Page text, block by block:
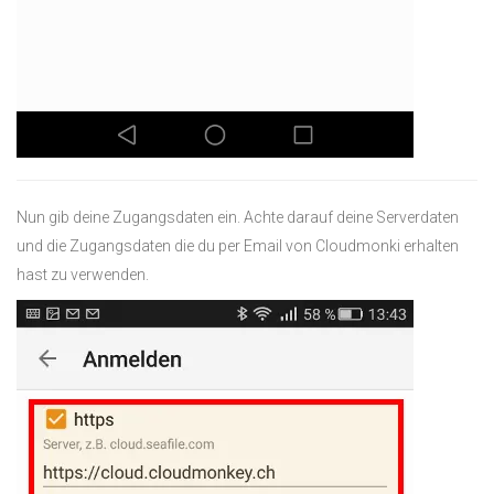
Nun gib deine Zugangsdaten ein. Achte darauf deine Serverdaten
und die Zugangsdaten die du per Email von Cloudmonki erhalten
hast zu verwenden.